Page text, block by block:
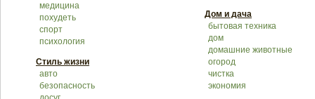
медицина
похудеть
спорт
психология
Стиль жизни
авто
безопасность
Дом и дача
бытовая техника
дом
домашние животные
огород
чистка
экономия